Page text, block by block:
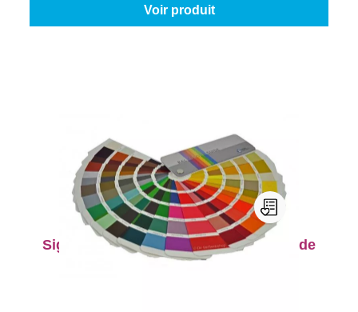
Voir produit
Sigma Ral Colour Guide K7 Nuancier de
Couleur